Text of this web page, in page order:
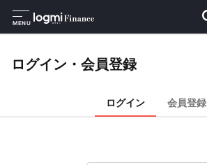
MENU
ログイン・会員登録
ログイン 会員登録